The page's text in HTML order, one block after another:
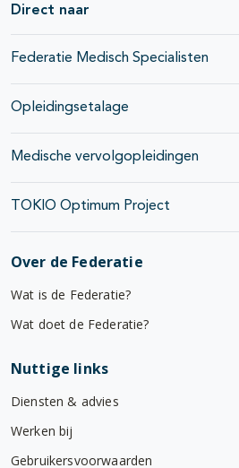
Direct naar
Federatie Medisch Specialisten
Opleidingsetalage
Medische vervolgopleidingen
TOKIO Optimum Project
Over de Federatie
Wat is de Federatie?
Wat doet de Federatie?
Nuttige links
Diensten & advies
Werken bij
Gebruikersvoorwaarden